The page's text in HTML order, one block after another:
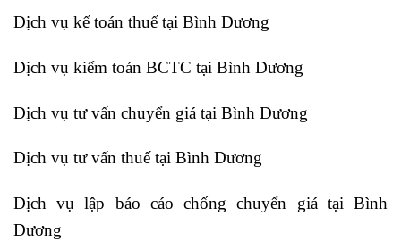
Dịch vụ kế toán thuế tại Bình Dương
Dịch vụ kiểm toán BCTC tại Bình Dương
Dịch vụ tư vấn chuyển giá tại Bình Dương
Dịch vụ tư vấn thuế tại Bình Dương
Dịch vụ lập báo cáo chống chuyển giá tại Bình
Dương